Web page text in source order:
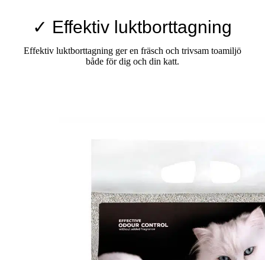
✓ Effektiv luktborttagning
Effektiv luktborttagning ger en fräsch och trivsam toamiljö
både för dig och din katt.